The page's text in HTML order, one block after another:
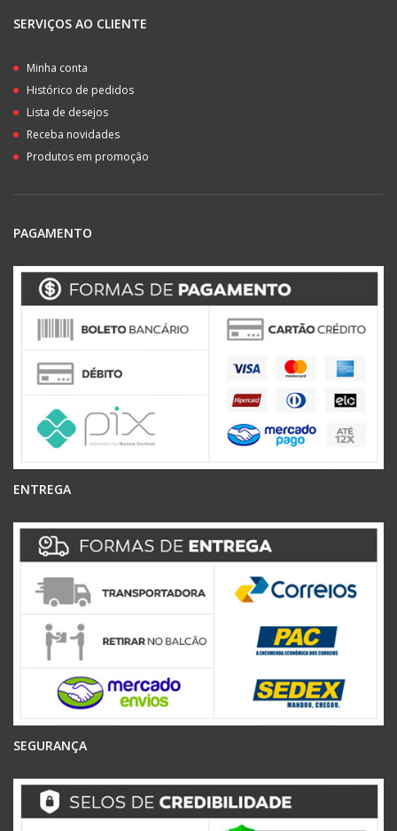
SERVIÇOS AO CLIENTE
Minha conta
Histórico de pedidos
Lista de desejos
Receba novidades
Produtos em promoção
PAGAMENTO
ENTREGA
SEGURANÇA